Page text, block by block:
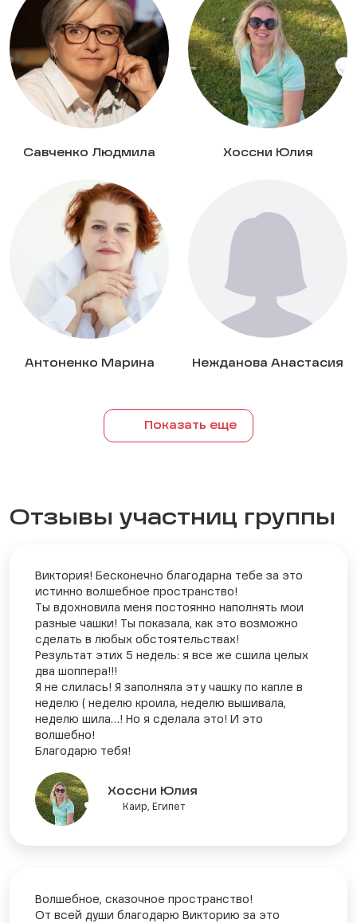
Савченко Людмила Хоссни Юлия
Антоненко Марина Нежданова Анастасия
Показать еще
Отзывы участниц группы
Виктория! Бесконечно благодарна тебе за это
истинно волшебное пространство!
Ты вдохновила меня постоянно наполнять мои
разные чашки! Ты показала, как это возможно
сделать в любых обстоятельствах!
Результат этих 5 недель: я все же сшила целых
два шоппера!!!
Я не слилась! Я заполняла эту чашку по капле в
неделю ( неделю кроила, неделю вышивала,
неделю шила…! Но я сделала это! И это
волшебно!
Благодарю тебя!
Хоссни Юлия
Каир, Египет
Волшебное, сказочное пространство!
От всей души благодарю Викторию за это